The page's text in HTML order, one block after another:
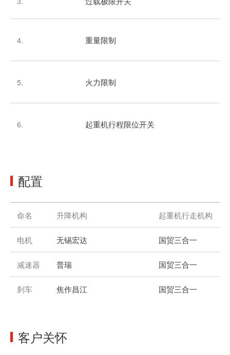
4. 重量限制
5. 火力限制
6. 起重机行程限位开关
配置
命名 升降机构 起重机行走机构
电机 无锡宏达 国贸三合一
减速器 普瑞 国贸三合一
刹车 焦作昌江 国贸三合一
客户关怀